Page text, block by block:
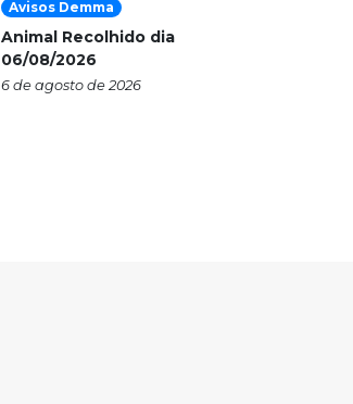
Avisos Demma
Animal Recolhido dia
06/08/2026
6 de agosto de 2026